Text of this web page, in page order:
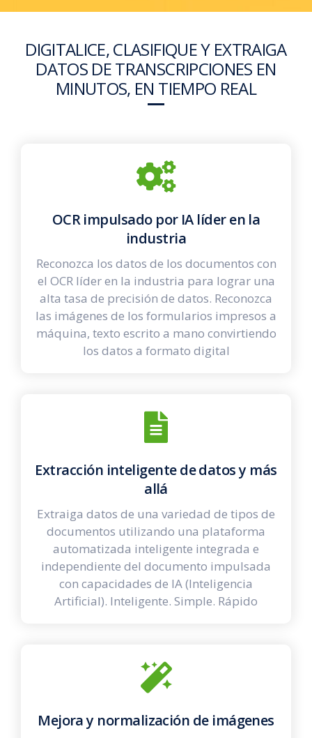
DIGITALICE, CLASIFIQUE Y EXTRAIGA
DATOS DE TRANSCRIPCIONES EN
MINUTOS, EN TIEMPO REAL
OCR impulsado por IA líder en la
industria
Reconozca los datos de los documentos con
el OCR líder en la industria para lograr una
alta tasa de precisión de datos. Reconozca
las imágenes de los formularios impresos a
máquina, texto escrito a mano convirtiendo
los datos a formato digital
Extracción inteligente de datos y más
allá
Extraiga datos de una variedad de tipos de
documentos utilizando una plataforma
automatizada inteligente integrada e
independiente del documento impulsada
con capacidades de IA (Inteligencia
Artificial). Inteligente. Simple. Rápido
Mejora y normalización de imágenes